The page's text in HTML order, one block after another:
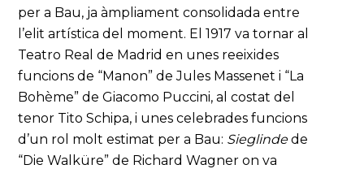
per a Bau, ja àmpliament consolidada entre
l’elit artística del moment. El 1917 va tornar al
Teatro Real de Madrid en unes reeixides
funcions de “Manon” de Jules Massenet i “La
Bohème” de Giacomo Puccini, al costat del
tenor Tito Schipa, i unes celebrades funcions
d’un rol molt estimat per a Bau: Sieglindede
“Die Walküre” de Richard Wagner on va